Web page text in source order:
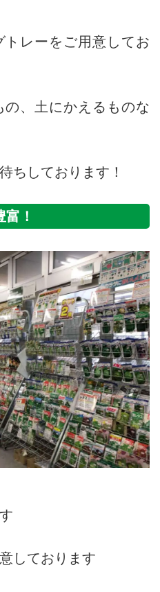
レーをご用意してお
、土にかえるものな
ちしております！
！
しております